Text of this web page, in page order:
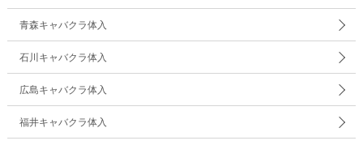
青森キャバクラ体入
石川キャバクラ体入
広島キャバクラ体入
福井キャバクラ体入